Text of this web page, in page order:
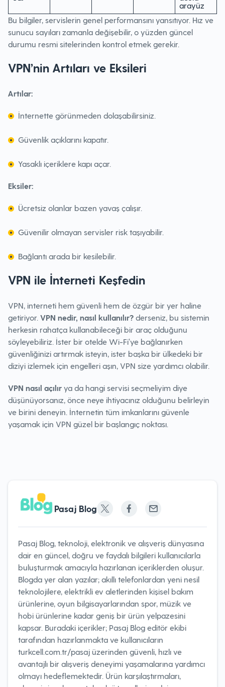
arayüz
Bu bilgiler, servislerin genel performansını yansıtıyor. Hız ve
sunucu sayıları zamanla değişebilir, o yüzden güncel
durumu resmi sitelerinden kontrol etmek gerekir.
VPN’nin Artıları ve Eksileri
Artılar:
İnternette görünmeden dolaşabilirsiniz.
Güvenlik açıklarını kapatır.
Yasaklı içeriklere kapı açar.
Eksiler:
Ücretsiz olanlar bazen yavaş çalışır.
Güvenilir olmayan servisler risk taşıyabilir.
Bağlantı arada bir kesilebilir.
VPN ile İnterneti Keşfedin
VPN, interneti hem güvenli hem de özgür bir yer haline
getiriyor. VPN nedir, nasıl kullanılır? derseniz, bu sistemin
herkesin rahatça kullanabileceği bir araç olduğunu
söyleyebiliriz. İster bir otelde Wi-Fi’ye bağlanırken
güvenliğinizi artırmak isteyin, ister başka bir ülkedeki bir
diziyi izlemek için engelleri aşın, VPN size yardımcı olabilir.
VPN nasıl açılır ya da hangi servisi seçmeliyim diye
düşünüyorsanız, önce neye ihtiyacınız olduğunu belirleyin
ve birini deneyin. İnternetin tüm imkanlarını güvenle
yaşamak için VPN güzel bir başlangıç noktası.
Pasaj Blog
Pasaj Blog, teknoloji, elektronik ve alışveriş dünyasına
dair en güncel, doğru ve faydalı bilgileri kullanıcılarla
buluşturmak amacıyla hazırlanan içeriklerden oluşur.
Blogda yer alan yazılar; akıllı telefonlardan yeni nesil
teknolojilere, elektrikli ev aletlerinden kişisel bakım
ürünlerine, oyun bilgisayarlarından spor, müzik ve
hobi ürünlerine kadar geniş bir ürün yelpazesini
kapsar. Buradaki içerikler; Pasaj Blog editör ekibi
tarafından hazırlanmakta ve kullanıcıların
turkcell.com.tr/pasaj üzerinden güvenli, hızlı ve
avantajlı bir alışveriş deneyimi yaşamalarına yardımcı
olmayı hedeflemektedir. Ürün karşılaştırmaları,